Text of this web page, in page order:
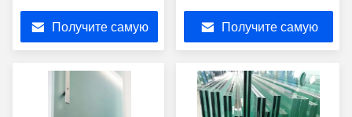
Зеркало для ванной
комнаты для гостиниц
Декоративное
античное Зеркало
серебряное
Получите самую Получите самую